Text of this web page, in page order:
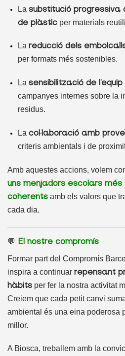
La substitució progressiva
de plàsticper materials
La reducció dels
per formats més sostenibles.
La sensibilització de
campanyes internes sobre la
residus.
La col·laboració amb
criteris ambientals i de
Amb aquestes accions, volem
uns menjadors escolars més
coherents amb els valors que
cada dia.
💬 El nostre compromís
Formar part del Compromís
inspira a continuar repensant
hàbits per fer la nostra activitat
Creiem que cada petit canvi
ambiental és una eina poderosa
millor.
A Biosca, treballem amb la